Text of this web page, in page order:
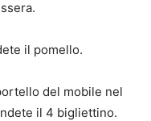
il pomello.
del mobile nel
il 4 bigliettino.